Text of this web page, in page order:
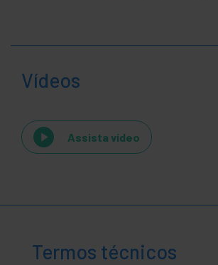
Vídeos
Assista vídeo
Termos técnicos